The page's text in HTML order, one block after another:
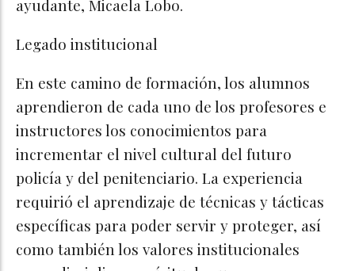
ayudante, Micaela Lobo.
Legado institucional
En este camino de formación, los alumnos
aprendieron de cada uno de los profesores e
instructores los conocimientos para
incrementar el nivel cultural del futuro
policía y del penitenciario. La experiencia
requirió el aprendizaje de técnicas y tácticas
específicas para poder servir y proteger, así
como también los valores institucionales